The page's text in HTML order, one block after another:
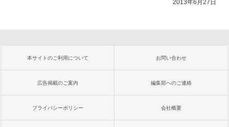
2013年6月27日
本サイトのご利用について お問い合わせ
広告掲載のご案内 編集部へのご連絡
プライバシーポリシー 会社概要